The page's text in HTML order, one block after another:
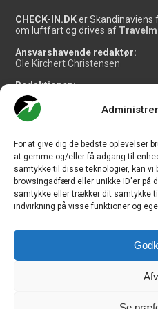
For at give dig de bedste oplevelser
at gemme og/eller få adgang til
samtykke til disse teknologier, kan vi
browsingadfærd eller unikke ID'er på
samtykke eller trækker dit samtykke
indvirkning på visse funktioner og
CHECK-IN.DK er Skandinaviens
om luftfart og drives af
Ansvarshavende redaktør:
Ole Kirchert Christensen
Redaktionen:
Christian Granhøj Skouboe
Henrik Baumgarten
Danny Longhi Andreasen
Salg og jobannoncer:
salg@travelmedianordic.com
Vi tager ansvar for indholdet og